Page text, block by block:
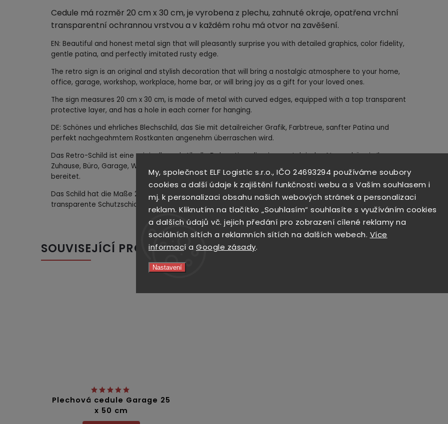
My, společnost ELF Logistic s.r.o., IČO 24693294 používáme soubory
cookies a další údaje k zajištění funkčnosti webu a s Vaším souhlasem i
mj. k personalizaci obsahu našich webových stránek a personalizaci
reklam. Kliknutím na tlačítko „Souhlasím“ souhlasíte s využíváním cookies
a dalších údajů vč. jejich předání pro zobrazení cílené reklamy na
sociálních sítích a reklamních sítích na dalších webech. Více
informací a Google zásady.
Nastavení
Cedule má rozměr 20 cm x 30 cm, je vyrobena z plechu, zahnuté okraje, opatřena vrchní
transparentní ochrannou vrstvou a v každém rohu má otvor na zavěšení.
EN: Beautiful and honest metal sign that will pleasantly surprise you with detailed graphics, color fidelity,
gentle patina, and perfectly imitated rusty edge.
The retro sign is an original and stylish decoration that will bring a nostalgic atmosphere to your home,
office, garage, workshop, workplace, home bar, or will bring joy as a gift for your loved ones.
The sign measures 20 cm x 30 cm, is made of metal with curved edges, equipped with a top transparent
protective layer, and has a hole in each corner for hanging.
DE: Schönes und ehrliches Blechschild, das Sie mit detailreicher Grafik, Farbtreue, sanfter Patina und
perfekt nachgeahmtem Rostkanten angenehm überraschen wird.
Das Retro-Schild ist eine originelle und stilvolle Dekoration, die eine nostalgische Atmosphäre in Ihr
Zuhause, Büro, Garage, Werkstatt, Arbeitsplatz, Hausbar bringt oder als Geschenk für Ihre Lieben Freude
bereitet.
Das Schild hat die Maße 20 cm x 30 cm, ist aus Blech mit gebogenen Kanten gefertigt, hat eine
transparente Schutzschicht und in jeder Ecke eine Aufhängeöffnung.
SOUVISEJÍCÍ PRODUKTY
Plechová cedule Garage 25
x 50 cm